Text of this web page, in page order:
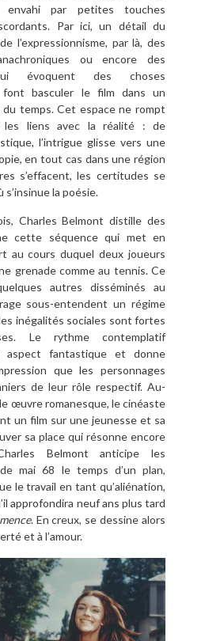
envahi par petites touches
Par ici, un détail du
l’expressionnisme, par là, des
ou encore des
évoquent des choses
font basculer le film dans un
temps. Cet espace ne rompt
les liens avec la réalité : de
l’intrigue glisse vers une
en tout cas dans une région
s’effacent, les certitudes se
la poésie.
Charles Belmont distille des
cette séquence qui met en
au cours duquel deux joueurs
grenade comme au tennis. Ce
autres disséminés au
sous-entendent un régime
inégalités sociales sont fortes
Le rythme contemplatif
aspect fantastique et donne
que les personnages
de leur rôle respectif. Au-
œuvre romanesque, le cinéaste
un film sur une jeunesse et sa
sa place qui résonne encore
Belmont anticipe les
mai 68 le temps d’un plan,
le travail en tant qu’aliénation,
approfondira neuf ans plus tard
. En creux, se dessine alors
et à l’amour.